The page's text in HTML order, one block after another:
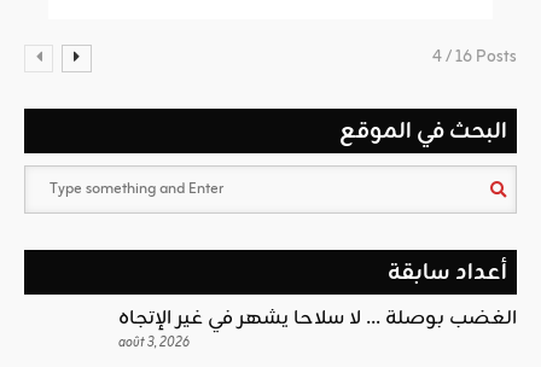
4 / 16 Posts
البحث في الموقع
أعداد سابقة
الغضب بوصلة … لا سلاحا يشهر في غير الإتجاه
août 3, 2026